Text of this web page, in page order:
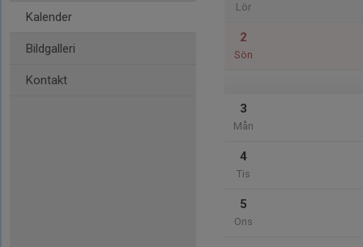
Kalender
Bildgalleri
Kontakt
Lör
2
Sön
3
Mån
4
Tis
5
Ons